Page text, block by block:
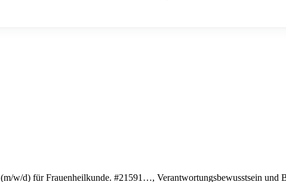
(m/w/d) für Frauenheilkunde. #21591…, Verantwortungsbewusstsein und